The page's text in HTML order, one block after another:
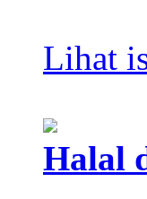
Lihat
Halal